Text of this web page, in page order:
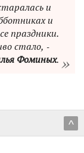
и
и
праздники.
стало, ‑
Фоминых.
^